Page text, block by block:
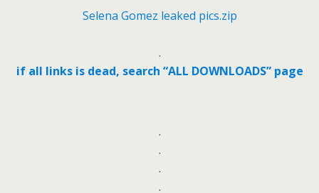
Selena Gomez leaked pics.zip
.
if all links is dead, search “ALL DOWNLOADS” page
.
.
.
.